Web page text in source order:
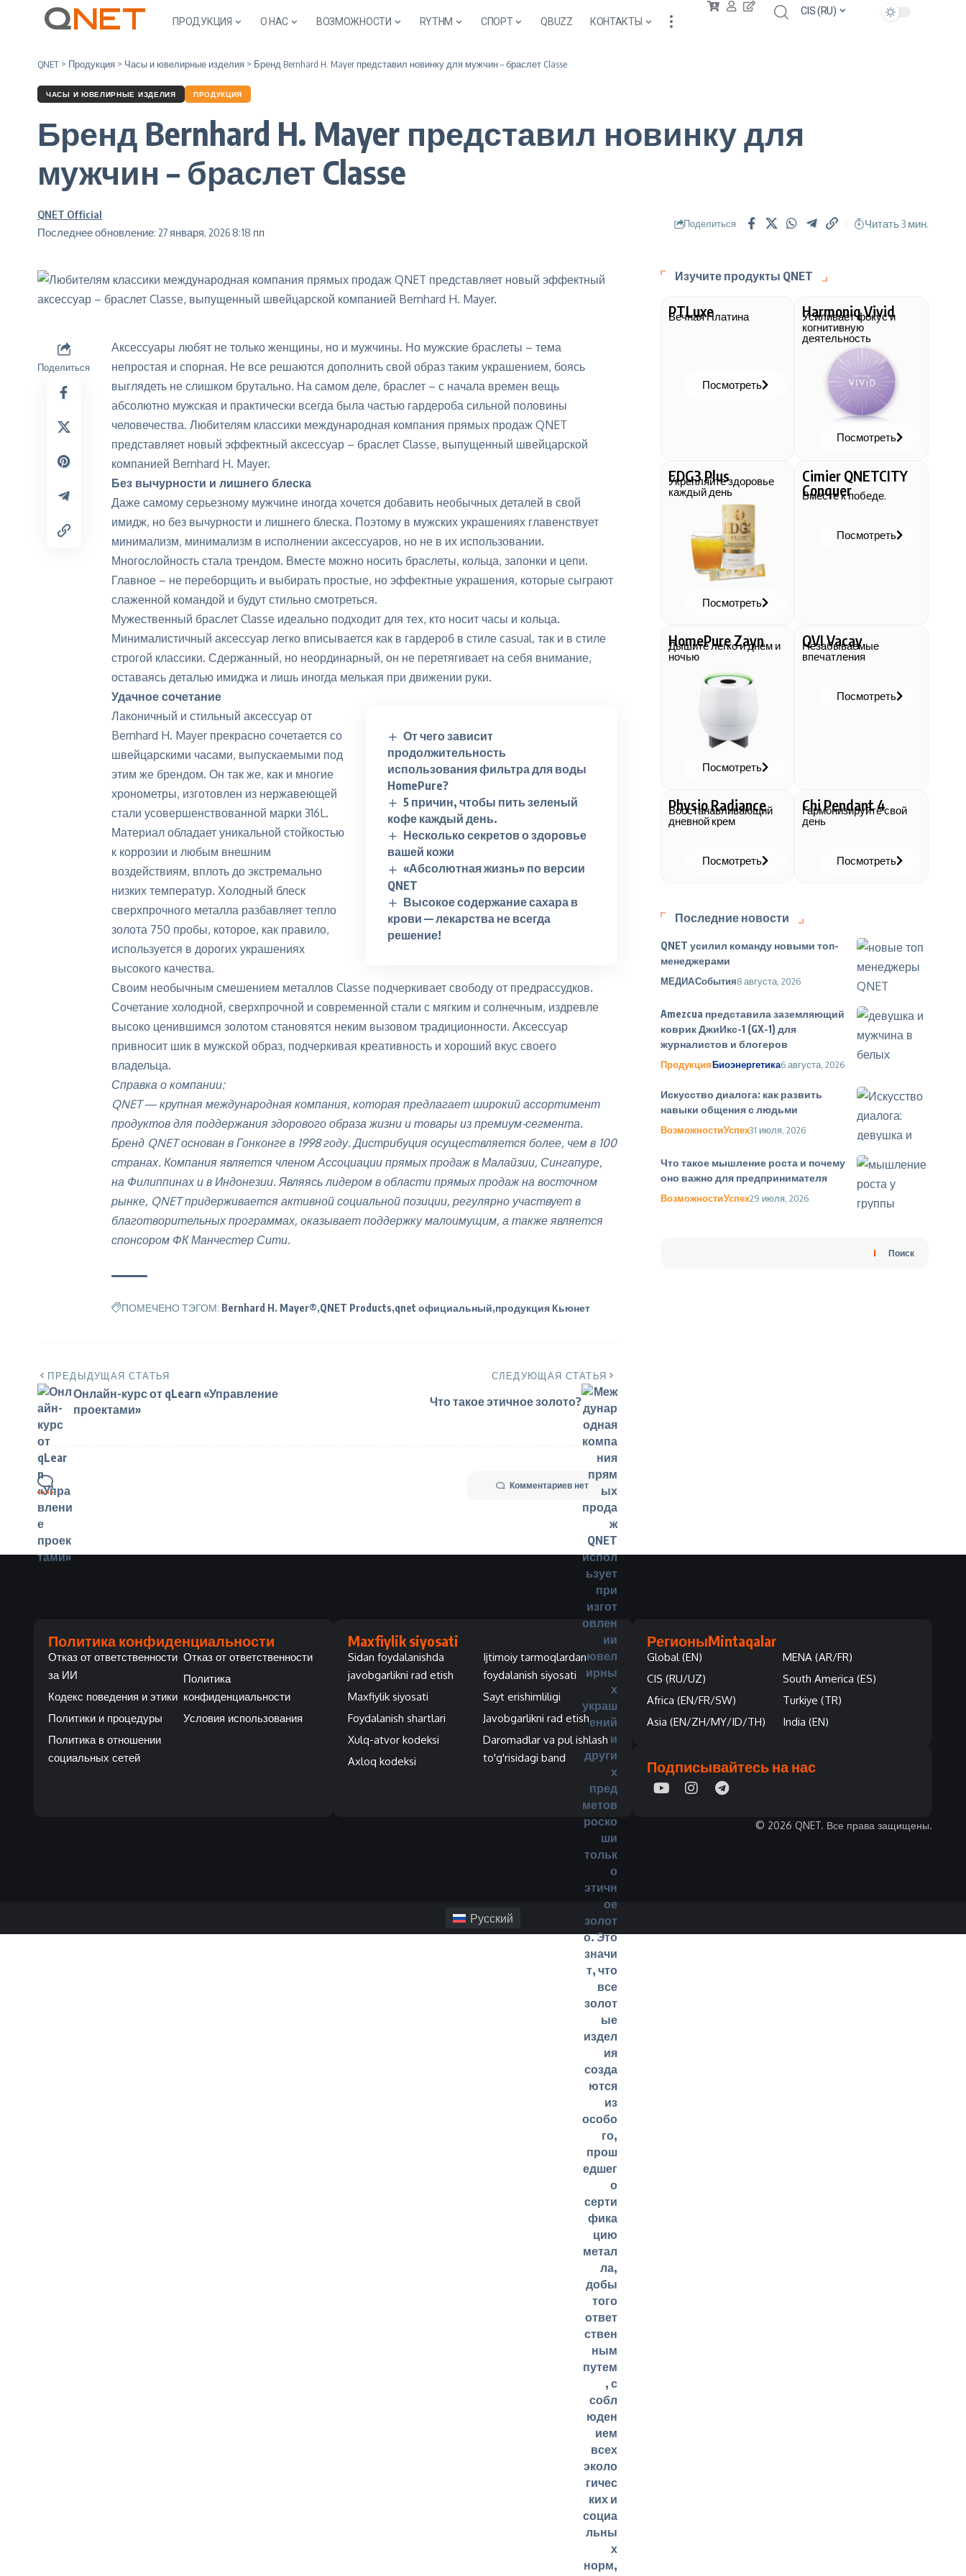
ПРОДУКЦИЯ О НАС ВОЗМОЖНОСТИ RYTHM СПОРТ QBUZZ КОНТАКТЫ
CIS (RU)
QNET > Продукция > Часы и ювелирные изделия > Бренд Bernhard H. Mayer представил новинку для мужчин – браслет Classe
ЧАСЫ И ЮВЕЛИРНЫЕ ИЗДЕЛИЯ ПРОДУКЦИЯ
Бренд Bernhard H. Mayer представил новинку для
мужчин – браслет Classe
Последнее обновление: 27 января, 2026 8:18 пп
QNET Official
Поделиться Читать 3 мин.
Поделиться
Аксессуары любят не только женщины, но и мужчины. Но мужские браслеты – тема
непростая и спорная. Не все решаются дополнить свой образ таким украшением, боясь
выглядеть не слишком брутально. На самом деле, браслет – с начала времен вещь
абсолютно мужская и практически всегда была частью гардероба сильной половины
человечества. Любителям классики международная компания прямых продаж QNET
представляет новый эффектный аксессуар – браслет Classe, выпущенный швейцарской
компанией Bernhard H. Mayer.
Без вычурности и лишнего блеска
Даже самому серьезному мужчине иногда хочется добавить необычных деталей в свой
имидж, но без вычурности и лишнего блеска. Поэтому в мужских украшениях главенствует
минимализм, минимализм в исполнении аксессуаров, но не в их использовании.
Многослойность стала трендом. Вместе можно носить браслеты, кольца, запонки и цепи.
Главное – не переборщить и выбирать простые, но эффектные украшения, которые сыграют
слаженной командой и будут стильно смотреться.
Мужественный браслет Classe идеально подходит для тех, кто носит часы и кольца.
Минималистичный аксессуар легко вписывается как в гардероб в стиле casual, так и в стиле
строгой классики. Сдержанный, но неординарный, он не перетягивает на себя внимание,
оставаясь деталью имиджа и лишь иногда мелькая при движении руки.
Удачное сочетание
От чего зависит
продолжительность
использования фильтра для воды
HomePure?
5 причин, чтобы пить зеленый
кофе каждый день.
Несколько секретов о здоровье
вашей кожи
«Абсолютная жизнь» по версии
QNET
Высокое содержание сахара в
крови — лекарства не всегда
решение!
Лаконичный и стильный аксессуар от
Bernhard H. Mayer прекрасно сочетается со
швейцарскими часами, выпускаемыми под
этим же брендом. Он так же, как и многие
хронометры, изготовлен из нержавеющей
стали усовершенствованной марки 316L.
Материал обладает уникальной стойкостью
к коррозии и любым внешним
воздействиям, вплоть до экстремально
низких температур. Холодный блеск
сверхпрочного металла разбавляет тепло
золота 750 пробы, которое, как правило,
используется в дорогих украшениях
высокого качества.
Своим необычным смешением металлов Classe подчеркивает свободу от предрассудков.
Сочетание холодной, сверхпрочной и современной стали с мягким и солнечным, издревле
высоко ценившимся золотом становятся неким вызовом традиционности. Аксессуар
привносит шик в мужской образ, подчеркивая креативность и хороший вкус своего
владельца.
Справка о компании:
QNET ― крупная международная компания, которая предлагает широкий ассортимент
продуктов для поддержания здорового образа жизни и товары из премиум-сегмента.
Бренд QNET основан в Гонконге в 1998 году. Дистрибуция осуществляется более, чем в 100
странах. Компания является членом Ассоциации прямых продаж в Малайзии, Сингапуре,
на Филиппинах и в Индонезии. Являясь лидером в области прямых продаж на восточном
рынке, QNET придерживается активной социальной позиции, регулярно участвует в
благотворительных программах, оказывает поддержку малоимущим, а также является
спонсором ФК Манчестер Сити.
ПОМЕЧЕНО ТЭГОМ: Bernhard H. Mayer® QNET Products qnet официальный продукция Кьюнет
ПРЕДЫДУЩАЯ СТАТЬЯ
Онлайн-курс от qLearn «Управление
проектами»
СЛЕДУЮЩАЯ СТАТЬЯ
Что такое этичное золото?
Комментариев нет
Изучите продукты QNET
PTLuxe
Вечная Платина
Посмотреть
Harmoniq Vivid
Усиливает фокус и
когнитивную
деятельность
Посмотреть
EDG3 Plus
Укрепляйте здоровье
каждый день
Посмотреть
Cimier QNETCITY
Conquer
Вместе к победе.
Посмотреть
HomePure Zayn
Дышите легко и днем и
ночью
Посмотреть
QVI Vacay
Незабываемые
впечатления
Посмотреть
Physio Radiance
Восстанавливающий
дневной крем
Посмотреть
Chi Pendant 4
Гармонизируйте свой
день
Посмотреть
Последние новости
QNET усилил команду новыми топ-
менеджерами
МЕДИАСобытия8 августа, 2026
Amezcua представила заземляющий
коврик ДжиИкс-1 (GX-1) для
журналистов и блогеров
ПродукцияБиоэнергетика6 августа, 2026
Искусство диалога: как развить
навыки общения с людьми
ВозможностиУспех31 июля, 2026
Что такое мышление роста и почему
оно важно для предпринимателя
ВозможностиУспех29 июля, 2026
Поиск
Политика конфиденциальности
Отказ от ответственности
за ИИ
Кодекс поведения и этики
Политики и процедуры
Политика в отношении
социальных сетей
Отказ от ответственности
Политика
конфиденциальности
Условия использования
Maxfiylik siyosati
Sidan foydalanishda
javobgarlikni rad etish
Maxfiylik siyosati
Foydalanish shartlari
Xulq-atvor kodeksi
Axloq kodeksi
Ijtimoiy tarmoqlardan
foydalanish siyosati
Sayt erishimliligi
Javobgarlikni rad etish
Daromadlar va pul ishlash
to'g'risidagi band
РегионыMintaqalar
Global (EN)
CIS (RU/UZ)
Africa (EN/FR/SW)
Asia (EN/ZH/MY/ID/TH)
MENA (AR/FR)
South America (ES)
Turkiye (TR)
India (EN)
Подписывайтесь на нас
© 2026 QNET. Все права защищены.
Русский